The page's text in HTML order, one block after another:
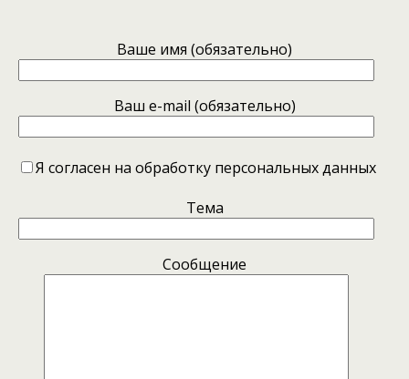
Ваше имя (обязательно)
Ваш e-mail (обязательно)
Я согласен на обработку персональных данных
Тема
Сообщение